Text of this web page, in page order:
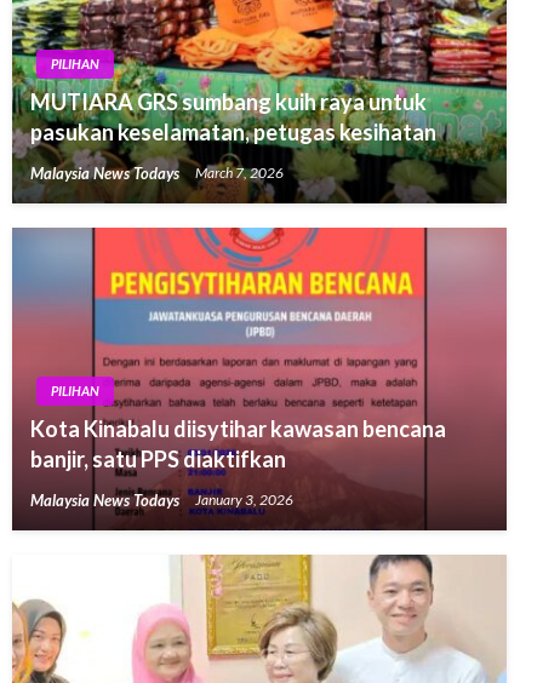
PILIHAN
MUTIARA GRS sumbang kuih raya untuk
pasukan keselamatan, petugas kesihatan
Malaysia News Todays March 7, 2026
PILIHAN
Kota Kinabalu diisytihar kawasan bencana
banjir, satu PPS diaktifkan
Malaysia News Todays January 3, 2026